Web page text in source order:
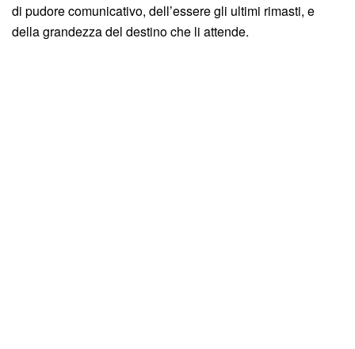
di pudore comunicativo, dell’essere gli ultimi rimasti, e
della grandezza del destino che li attende.